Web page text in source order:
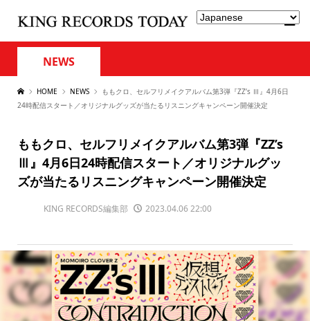
NEWS
HOME NEWS
ももクロ、セルフリメイクアルバム第3弾『ZZ’s Ⅲ』4月6日
24時配信スタート／オリジナルグッズが当たるリスニングキャンペーン開催決定
ももクロ、セルフリメイクアルバム第3弾『ZZ’s
Ⅲ』4月6日24時配信スタート／オリジナルグッ
ズが当たるリスニングキャンペーン開催決定
KING RECORDS編集部 2023.04.06 22:00